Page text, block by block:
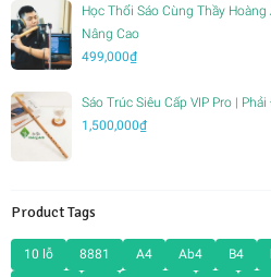
1,200,000₫.
là:
Học Thổi Sáo Cùng Thầy
Nâng Cao
499,000₫
Sáo Trúc Siêu Cấp VIP Pro |
1,500,000₫
Product Tags
10 lỗ 8881 A4 Ab4 B4